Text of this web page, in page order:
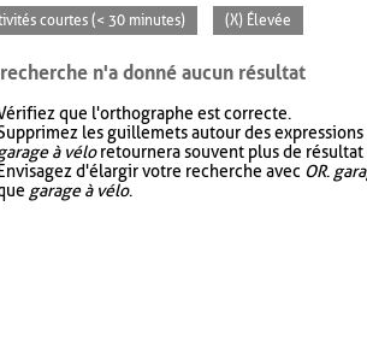
courtes (< 30 minutes) (X) Élevée
n'a donné aucun résultat
que l'orthographe est correcte.
les guillemets autour des
à véloretournera souvent plus de résultat
Envisagez d'élargir votre recherche avec OR.
garage à vélo.